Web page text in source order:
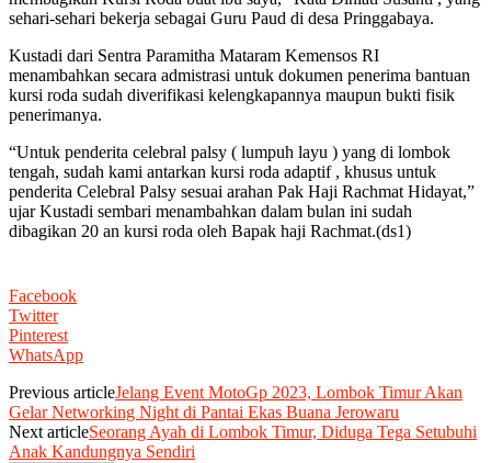
sehari-sehari bekerja sebagai Guru Paud di desa Pringgabaya.
Kustadi dari Sentra Paramitha Mataram Kemensos RI
menambahkan secara admistrasi untuk dokumen penerima bantuan
kursi roda sudah diverifikasi kelengkapannya maupun bukti fisik
penerimanya.
“Untuk penderita celebral palsy ( lumpuh layu ) yang di lombok
tengah, sudah kami antarkan kursi roda adaptif , khusus untuk
penderita Celebral Palsy sesuai arahan Pak Haji Rachmat Hidayat,”
ujar Kustadi sembari menambahkan dalam bulan ini sudah
dibagikan 20 an kursi roda oleh Bapak haji Rachmat.(ds1)
Facebook
Twitter
Pinterest
WhatsApp
Previous articleJelang Event MotoGp 2023, Lombok Timur Akan
Gelar Networking Night di Pantai Ekas Buana Jerowaru
Next articleSeorang Ayah di Lombok Timur, Diduga Tega Setubuhi
Anak Kandungnya Sendiri